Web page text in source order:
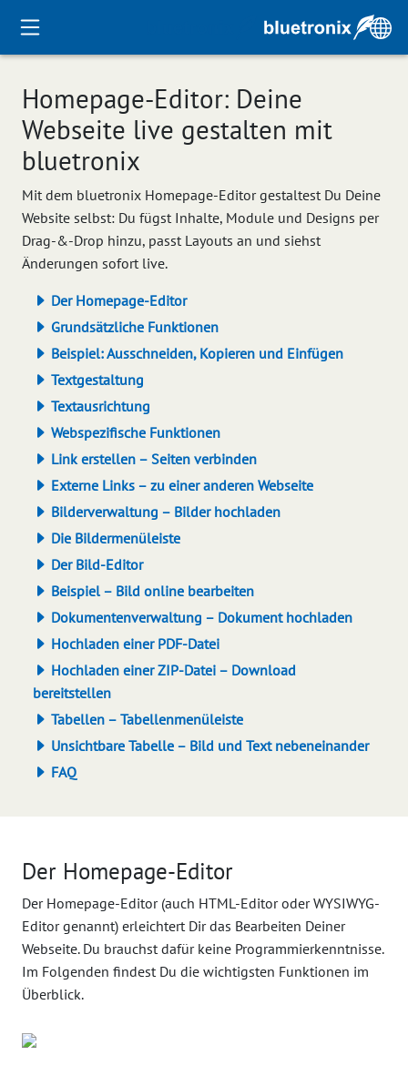
Homepage-Editor: Deine
Webseite live gestalten mit
bluetronix
Mit dem bluetronix Homepage-Editor gestaltest Du Deine
Website selbst: Du fügst Inhalte, Module und Designs per
Drag-&-Drop hinzu, passt Layouts an und siehst
Änderungen sofort live.
Der Homepage-Editor
Grundsätzliche Funktionen
Beispiel: Ausschneiden, Kopieren und Einfügen
Textgestaltung
Textausrichtung
Webspezifische Funktionen
Link erstellen – Seiten verbinden
Externe Links – zu einer anderen Webseite
Bilderverwaltung – Bilder hochladen
Die Bildermenüleiste
Der Bild-Editor
Beispiel – Bild online bearbeiten
Dokumentenverwaltung – Dokument hochladen
Hochladen einer PDF-Datei
Hochladen einer ZIP-Datei – Download
bereitstellen
Tabellen – Tabellenmenüleiste
Unsichtbare Tabelle – Bild und Text nebeneinander
FAQ
Der Homepage-Editor
Der Homepage-Editor (auch HTML-Editor oder WYSIWYG-
Editor genannt) erleichtert Dir das Bearbeiten Deiner
Webseite. Du brauchst dafür keine Programmierkenntnisse.
Im Folgenden findest Du die wichtigsten Funktionen im
Überblick.